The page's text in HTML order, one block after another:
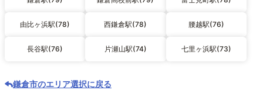
由比ヶ浜駅(78) 西鎌倉駅(78) 腰越駅(76)
長谷駅(76) 片瀬山駅(74) 七里ヶ浜駅(73)
鎌倉市のエリア選択に戻る